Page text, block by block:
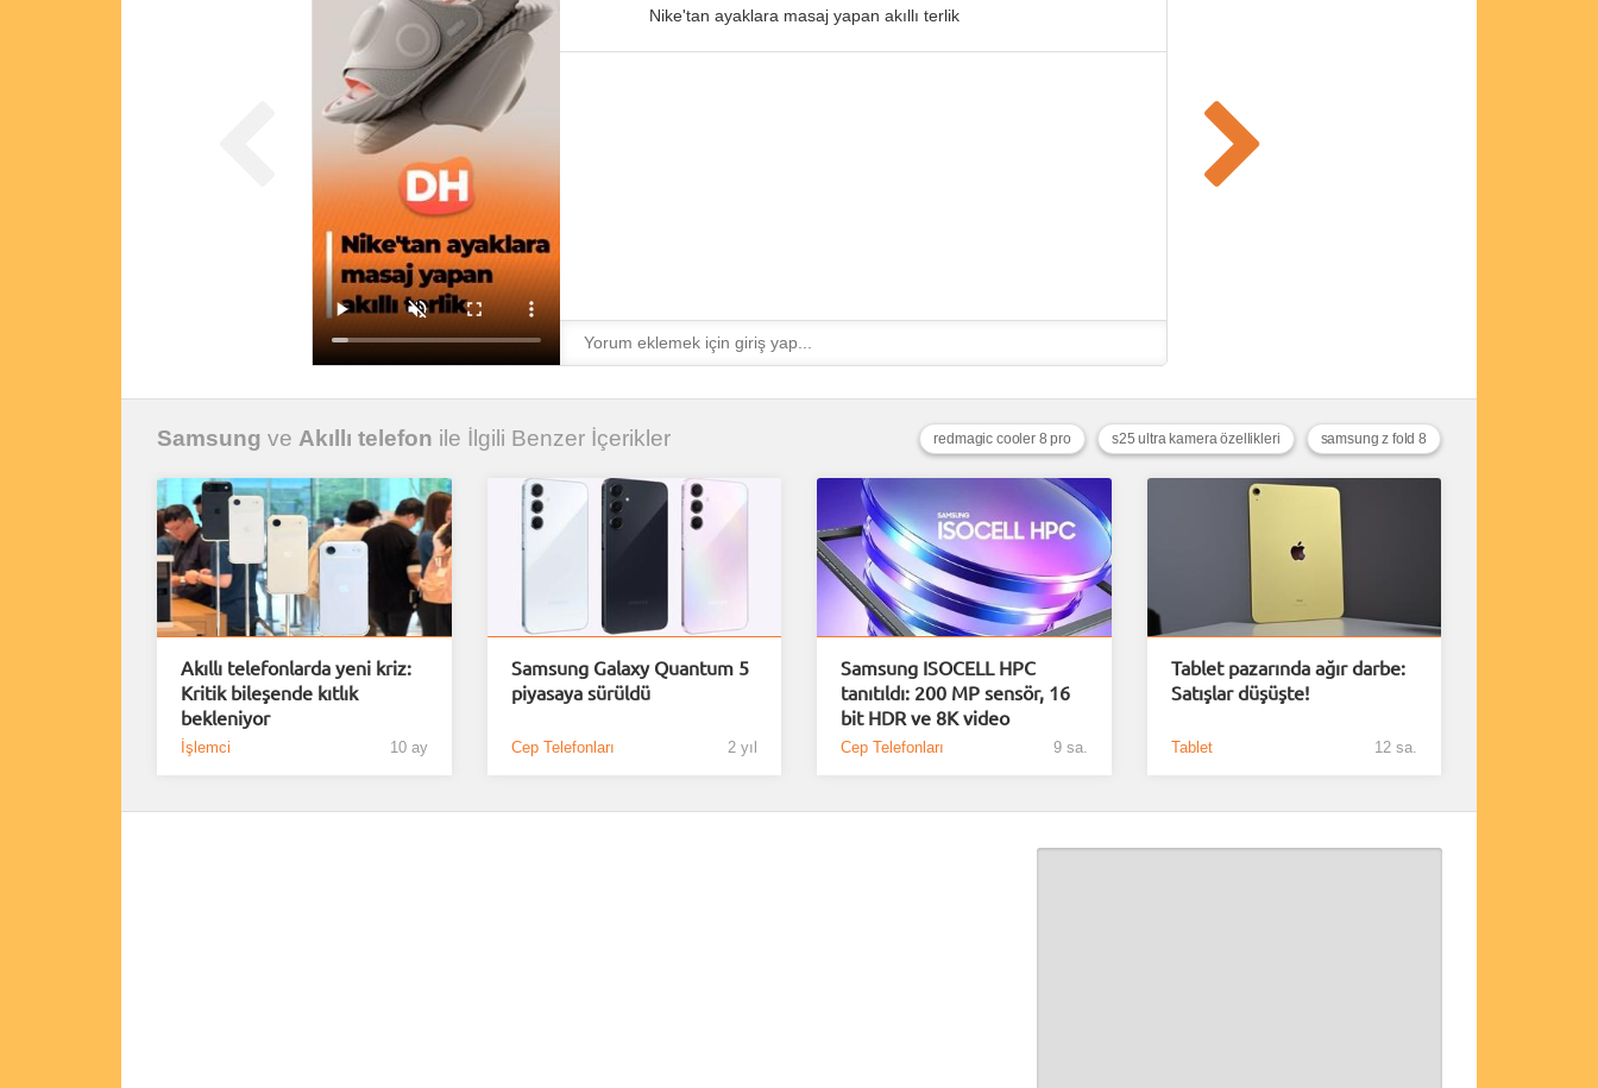
Nike'tan ayaklara masaj yapan akıllı terlik
Samsung ve Akıllı telefon ile İlgili Benzer İçerikler samsung z fold 8
s25 ultra kamera özellikleri
redmagic cooler 8 pro
Akıllı telefonlarda yeni kriz:
Kritik bileşende kıtlık
bekleniyor
İşlemci 10 ay
Samsung Galaxy Quantum 5
piyasaya sürüldü
Cep Telefonları 2 yıl
Samsung ISOCELL HPC
tanıtıldı: 200 MP sensör, 16
bit HDR ve 8K video
Cep Telefonları 9 sa.
Tablet pazarında ağır darbe:
Satışlar düşüşte!
Tablet 12 sa.